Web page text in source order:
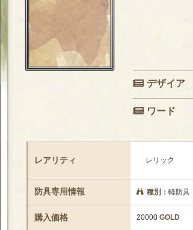
デザイア
ワード
レアリティ レリック
防具専用情報 種別： 軽防具
購入価格 20000 GOLD